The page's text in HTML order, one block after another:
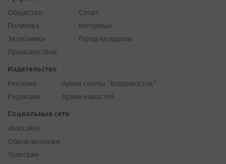
Общество
Политика
Экономика
Происшествия
Спорт
Интервью
Город на ладони
Издательство
Реклама
Редакция
Архив газеты "Владивосток"
Архив новостей
Социальные сети
vkontakte
Одноклассники
Телеграм